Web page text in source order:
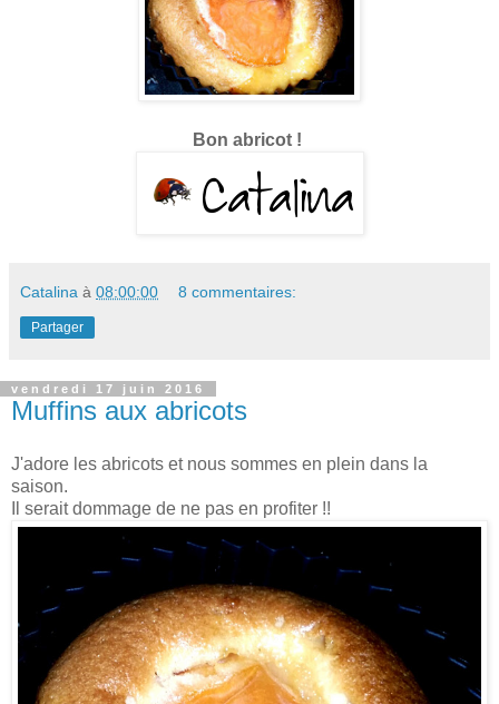
Bon abricot !
Catalina à 08:00:00 8 commentaires:
Partager
vendredi 17 juin 2016
Muffins aux abricots
J'adore les abricots et nous sommes en plein dans la
saison.
Il serait dommage de ne pas en profiter !!